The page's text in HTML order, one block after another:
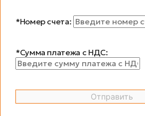
*Номер счета:
*Сумма платежа с НДС:
Отправить